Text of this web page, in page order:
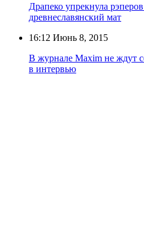
Драпеко упрекнула
древнеславянский мат
16:12 Июнь 8, 2015
В журнале Maxim не ждут
в интервью